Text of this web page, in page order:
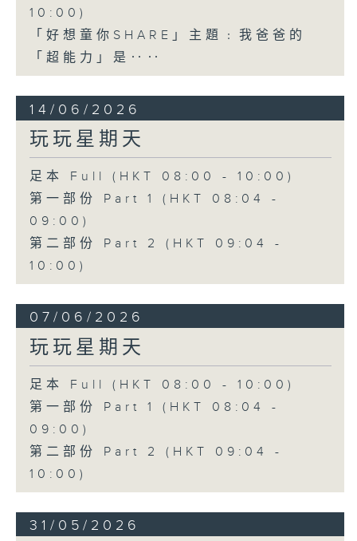
10:00)
「好想童你SHARE」主題﹕我爸爸的
「超能力」是‥‥
14/06/2026
玩玩星期天
足本 Full (HKT 08:00 - 10:00)
第一部份 Part 1 (HKT 08:04 -
09:00)
第二部份 Part 2 (HKT 09:04 -
10:00)
07/06/2026
玩玩星期天
足本 Full (HKT 08:00 - 10:00)
第一部份 Part 1 (HKT 08:04 -
09:00)
第二部份 Part 2 (HKT 09:04 -
10:00)
31/05/2026